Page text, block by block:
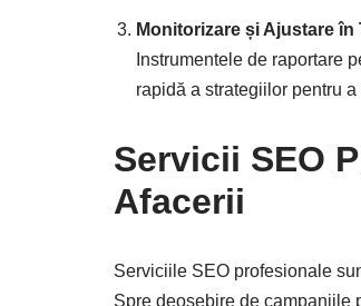
Monitorizare și Ajustare în
Instrumentele de raportare
rapidă a strategiilor pentru
Servicii SEO
Afacerii
Serviciile SEO profesionale
Spre deosebire de campaniile